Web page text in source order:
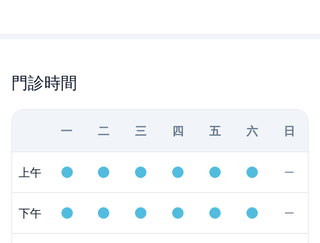
門診時間
一 二 三 四 五 六 日
上午
下午